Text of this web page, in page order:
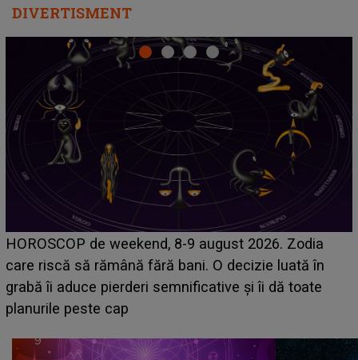
DIVERTISMENT
Emanuel a ținut ACEST DETALIU ASCUNS până
acum! În fața Alexandrei, concurentul din Casa Iubirii
face o MĂRTURISIRE NEAȘTEPTATĂ despre mama
sa: "I-am spus și ei în față, eu nu te iubesc pentru